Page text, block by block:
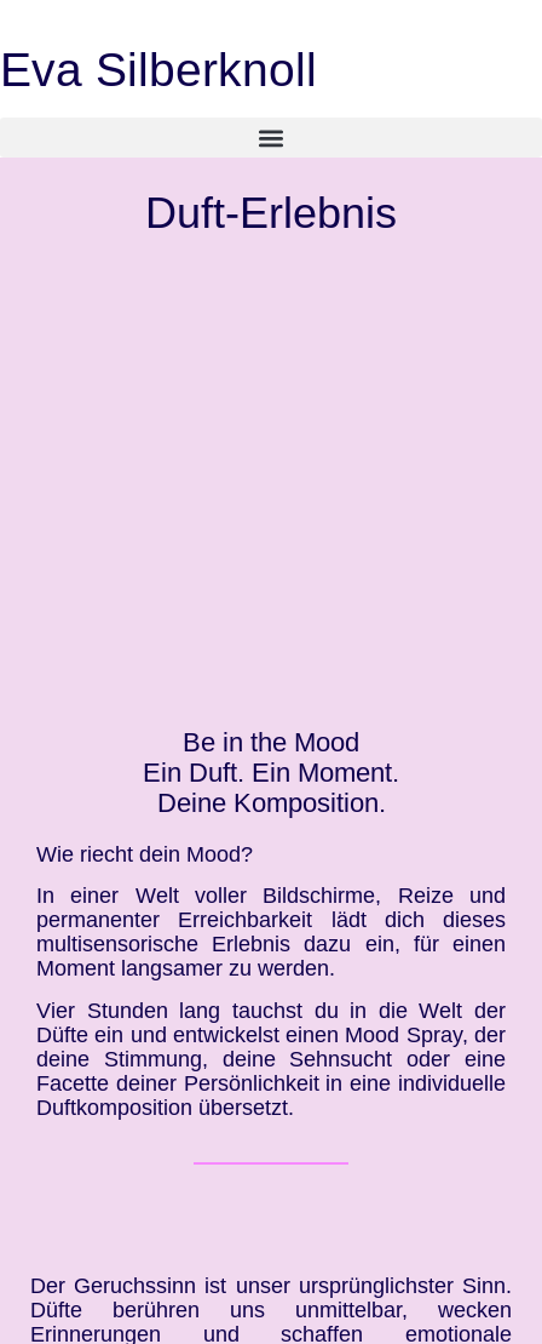
Eva Silberknoll
Duft-Erlebnis
Be in the Mood
Ein Duft. Ein Moment.
Deine Komposition.
Wie riecht dein Mood?
In einer Welt voller Bildschirme, Reize und
permanenter Erreichbarkeit lädt dich dieses
multisensorische Erlebnis dazu ein, für einen
Moment langsamer zu werden.
Vier Stunden lang tauchst du in die Welt der
Düfte ein und entwickelst einen Mood Spray, der
deine Stimmung, deine Sehnsucht oder eine
Facette deiner Persönlichkeit in eine individuelle
Duftkomposition übersetzt.
Der Geruchssinn ist unser ursprünglichster Sinn.
Düfte berühren uns unmittelbar, wecken
Erinnerungen und schaffen emotionale